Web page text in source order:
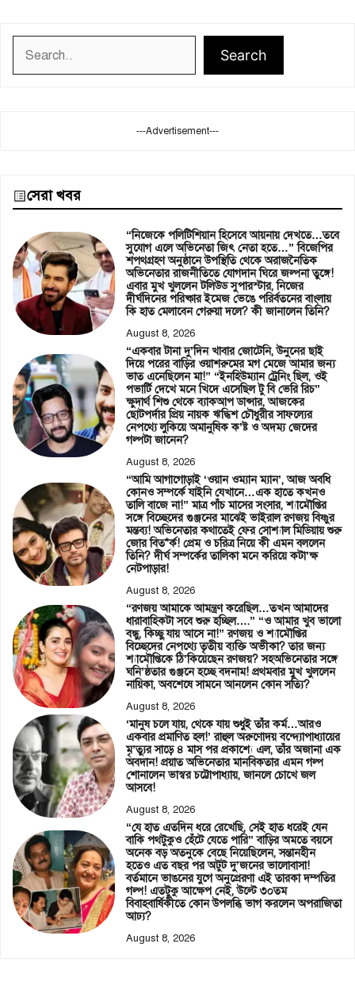
Search
---Advertisement---
সেরা খবর
“নিজেকে পলিটিশিয়ান হিসেবে আয়নায় দেখতে…তবে
সুযোগ এলে অভিনেতা জিৎ নেতা হতে…” বিজেপির
শপথগ্রহণ অনুষ্ঠানে উপস্থিতি থেকে অরাজনৈতিক
অভিনেতার রাজনীতিতে যোগদান ঘিরে জল্পনা তুঙ্গে!
এবার মুখ খুললেন টলিউড সুপারস্টার, নিজের
দীর্ঘদিনের পরিষ্কার ইমেজ ভেঙে পরির্বতনের বাংলায়
কি হাত মেলাবেন গেরুয়া দলে? কী জানালেন তিনি?
August 8, 2026
“একবার টানা দু’দিন খাবার জোটেনি, উনুনের ছাই
দিয়ে পরের বাড়ির ওয়াশরুমের মগ মেজে আমার জন্য
ভাত এনেছিলেন মা!” “ইনহিউম্যান ট্রেনিং ছিল, ওই
পভার্টি দেখে মনে খিদে এসেছিল টু বি ভেরি রিচ”
ক্ষুদার্থ শিশু থেকে ব্যাকআপ ডান্সার, আজকের
ছোটপর্দার প্রিয় নায়ক ঋদ্ধিশ চৌধুরীর সাফল্যের
নেপথ্যে লুকিয়ে অমানুষিক ক’ষ্ট ও অদম্য জেদের
গল্পটা জানেন?
August 8, 2026
“আমি আগাগোড়াই ‘ওয়ান ওম্যান ম্যান’, আজ অবধি
কোনও সম্পর্কে যাইনি যেখানে…এক হাতে কখনও
তালি বাজে না!” মাত্র পাঁচ মাসের সংসার, শ্যামৌপ্তির
সঙ্গে বিচ্ছেদের গুঞ্জনের মাঝেই ভাইরাল রণজয় বিষ্ণুর
মন্তব্য! অভিনেতার কথাতেই ফের সোশ্যাল মিডিয়ায় শুরু
জোর বিত*র্ক! প্রেম ও চরিত্র নিয়ে কী এমন বললেন
তিনি? দীর্ঘ সম্পর্কের তালিকা মনে করিয়ে কটা’ক্ষ
নেটপাড়ার!
August 8, 2026
“রণজয় আমাকে আমন্ত্রণ করেছিল…তখন আমাদের
ধারাবাহিকটা সবে শুরু হচ্ছিল….” “ও আমার খুব ভালো
বন্ধু, কিচ্ছু যায় আসে না!” রণজয় ও শ্যামৌপ্তির
বিচ্ছেদের নেপথ্যে তৃতীয় ব্যক্তি অভীকা? তার জন্য
শ্যামৌপ্তিকে ঠি’কিয়েছেন রণজয়? সহঅভিনেতার সঙ্গে
ঘনি’ষ্ঠতার গুঞ্জনে হচ্ছে বদনাম! প্রথমবার মুখ খুললেন
নায়িকা, অবশেষে সামনে আনলেন কোন সত্যি?
August 8, 2026
‘মানুষ চলে যায়, থেকে যায় শুধুই তাঁর কর্ম…আরও
একবার প্রমাণিত হল!’ রাহুল অরুণোদয় বন্দ্যোপাধ্যায়ের
মৃ’ত্যুর সাড়ে ৪ মাস পর প্রকাশ্যে এল, তাঁর অজানা এক
অবদান! প্রয়াত অভিনেতার মানবিকতার এমন গল্প
শোনালেন ভাস্বর চট্টোপাধ্যায়, জানলে চোখে জল
আসবে!
August 8, 2026
“যে হাত এতদিন ধরে রেখেছি, সেই হাত ধরেই যেন
বাকি পথটুকুও হেঁটে যেতে পারি” বাড়ির অমতে বয়সে
অনেক বড় অতনুকে বেছে নিয়েছিলেন, সন্তানহীন
হতেও এত বছর পর অটুট দু’জনের ভালোবাসা!
বর্তমানে ভাঙনের যুগে অনুপ্রেরণা এই তারকা দম্পতির
গল্প! এতটুকু আক্ষেপ নেই, উল্টে ৩০তম
বিবাহবার্ষিকীতে কোন উপলব্ধি ভাগ করলেন অপরাজিতা
আঢ্য?
August 8, 2026